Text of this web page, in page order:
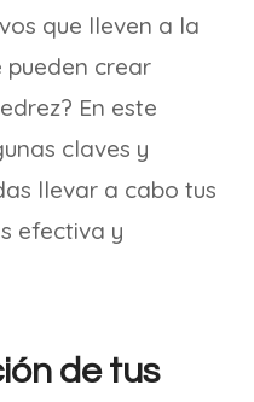
que lleven a la
pueden crear
En este
claves y
llevar a cabo tus
efectiva y
de tus